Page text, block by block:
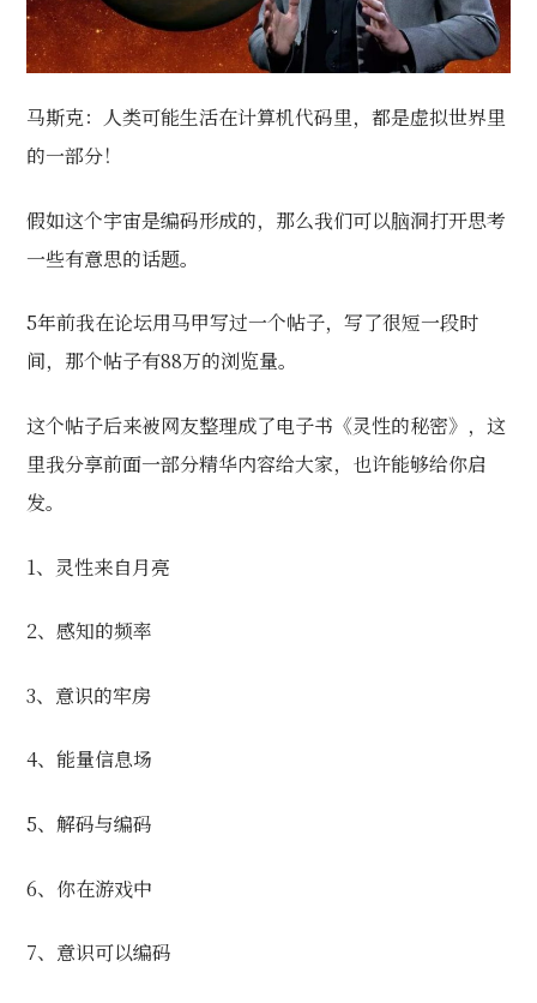
马斯克：人类可能生活在计算机代码里，都是虚拟世界里
的一部分！
假如这个宇宙是编码形成的，那么我们可以脑洞打开思考
一些有意思的话题。
5年前我在论坛用马甲写过一个帖子，写了很短一段时
间，那个帖子有88万的浏览量。
这个帖子后来被网友整理成了电子书《灵性的秘密》，这
里我分享前面一部分精华内容给大家，也许能够给你启
发。
1、灵性来自月亮
2、感知的频率
3、意识的牢房
4、能量信息场
5、解码与编码
6、你在游戏中
7、意识可以编码